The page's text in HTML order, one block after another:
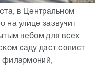
в Центральном
на улице зазвучит
небом для всех
саду даст солист
филармоний,